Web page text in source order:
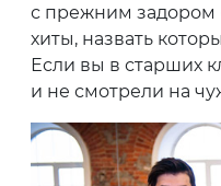
с прежним задором
хиты, назвать
Если вы в старших
и не смотрели на